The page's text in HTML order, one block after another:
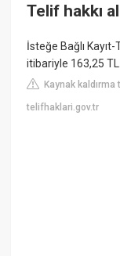
Telif hakkı
İsteğe Bağlı
itibariyle 163,25
Kaynak kaldırma
telifhaklari.gov.tr